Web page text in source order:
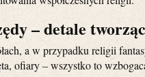
– detale
a w przypadku religii
ofiary – wszystko to